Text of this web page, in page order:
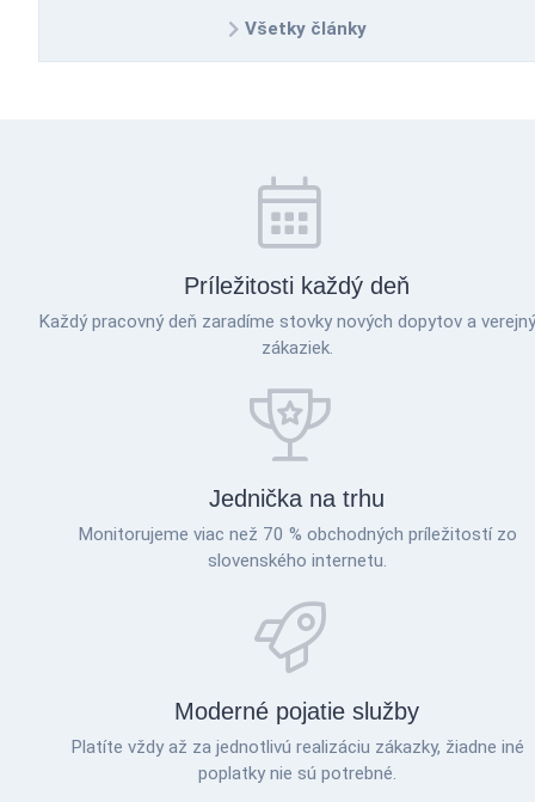
Všetky články
Príležitosti každý deň
Každý pracovný deň zaradíme stovky nových dopytov a
zákaziek.
Jednička na trhu
Monitorujeme viac než 70 % obchodných príležitostí zo
slovenského internetu.
Moderné pojatie služby
Platíte vždy až za jednotlivú realizáciu zákazky, žiadne iné
poplatky nie sú potrebné.